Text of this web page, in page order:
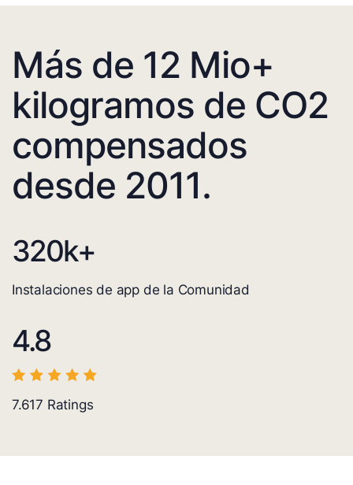
Más de 12 Mio+
kilogramos de CO2
compensados
desde 2011.
320k+
Instalaciones de app de la Comunidad
4.8
7.617 Ratings